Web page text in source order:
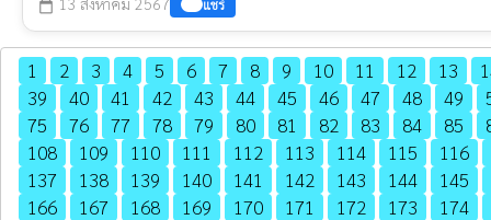
calendar_today แชร์
1 2 3 4 5 6 7 8 9 10 11 12 13
39
40 41 42 43 44 45 46 47 48 49
75
76 77 78 79 80 81 82 83 84 85
108
109 110 111 112 113 114 115
116
137
138 139 140 141 142 143 144
145
166
167 168 169 170 171 172 173
174